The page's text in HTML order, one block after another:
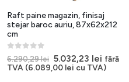
Raft paine magazin, finisaj
stejar baroc auriu, 87x62x212
cm
0 out of 5
6.290,29lei Prețul
inițial
5.032,23 leiPrețul
curent
fără
TVA (6.089,00 lei cu TVA)